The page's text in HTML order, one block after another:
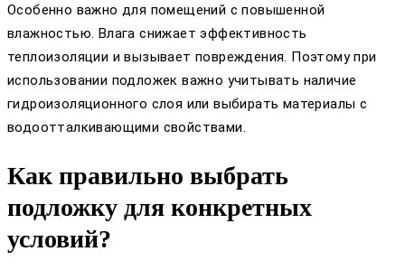
Особенно важно для помещений с повышенной
влажностью. Влага снижает эффективность
теплоизоляции и вызывает повреждения. Поэтому при
использовании подложек важно учитывать наличие
гидроизоляционного слоя или выбирать материалы с
водоотталкивающими свойствами.
Как правильно выбрать
подложку для конкретных
условий?